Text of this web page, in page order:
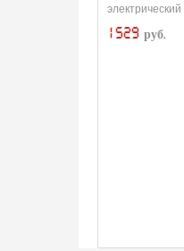
электрический
1529 руб.